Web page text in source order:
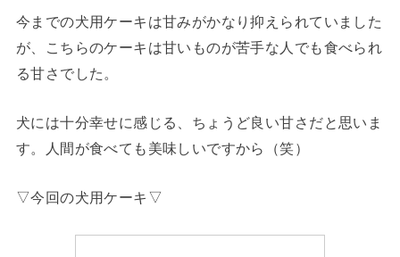
今までの犬用ケーキは甘みがかなり抑えられていました
が、こちらのケーキは甘いものが苦手な人でも食べられ
る甘さでした。
犬には十分幸せに感じる、ちょうど良い甘さだと思いま
す。人間が食べても美味しいですから（笑）
▽今回の犬用ケーキ▽